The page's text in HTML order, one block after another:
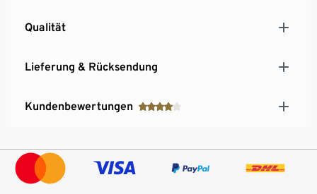
Qualität
Lieferung & Rücksendung
Kundenbewertungen